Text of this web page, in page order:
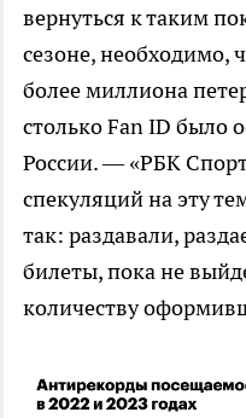
вернуться к таким
сезоне, необходимо,
более миллиона
столько Fan ID было
России. — «РБК
спекуляций на эту
так: раздавали,
билеты, пока не
количеству